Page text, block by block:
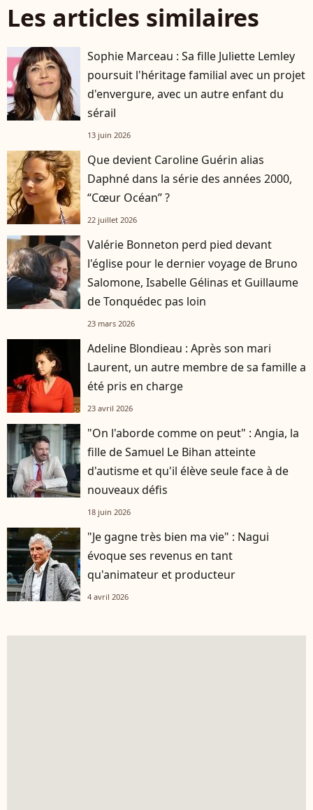
Les articles similaires
Sophie Marceau : Sa fille Juliette Lemley
poursuit l'héritage familial avec un projet
d'envergure, avec un autre enfant du
sérail
13 juin 2026
Que devient Caroline Guérin alias
Daphné dans la série des années 2000,
“Cœur Océan” ?
22 juillet 2026
Valérie Bonneton perd pied devant
l'église pour le dernier voyage de Bruno
Salomone, Isabelle Gélinas et Guillaume
de Tonquédec pas loin
23 mars 2026
Adeline Blondieau : Après son mari
Laurent, un autre membre de sa famille a
été pris en charge
23 avril 2026
"On l'aborde comme on peut" : Angia, la
fille de Samuel Le Bihan atteinte
d'autisme et qu'il élève seule face à de
nouveaux défis
18 juin 2026
"Je gagne très bien ma vie" : Nagui
évoque ses revenus en tant
qu'animateur et producteur
4 avril 2026